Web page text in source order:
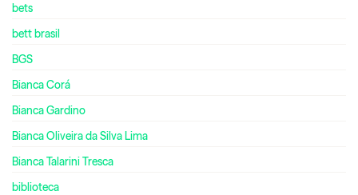
bets
bett brasil
BGS
Bianca Corá
Bianca Gardino
Bianca Oliveira da Silva Lima
Bianca Talarini Tresca
biblioteca